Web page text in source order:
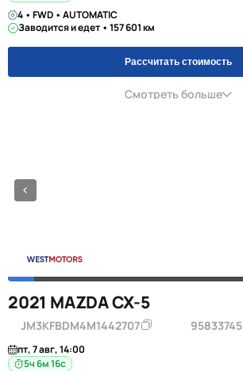
4 • FWD • AUTOMATIC
Заводится и едет • 157 601 км
Рассчитать стоимость
Смотреть больше
2021 MAZDA CX-5
JM3KFBDM4M1442707 95833745
пт, 7 авг, 14:00
5ч 6м 16с